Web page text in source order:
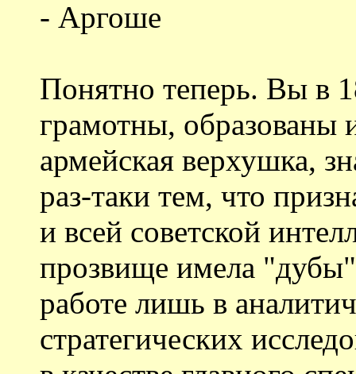
- Аргоше
Понятно теперь. Вы в
грамотны, образованы
армейская верхушка,
раз-таки тем, что
и всей советской
прозвище имела
работе лишь в
стратегических